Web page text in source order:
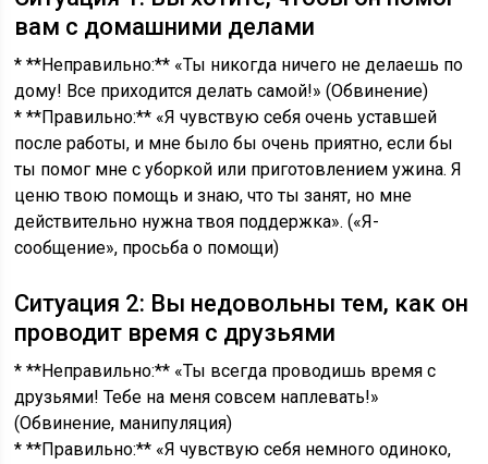
вам с домашними делами
* **Неправильно:** «Ты никогда ничего не делаешь по
дому! Все приходится делать самой!» (Обвинение)
* **Правильно:** «Я чувствую себя очень уставшей
после работы, и мне было бы очень приятно, если бы
ты помог мне с уборкой или приготовлением ужина. Я
ценю твою помощь и знаю, что ты занят, но мне
действительно нужна твоя поддержка». («Я-
сообщение», просьба о помощи)
Ситуация 2: Вы недовольны тем, как он
проводит время с друзьями
* **Неправильно:** «Ты всегда проводишь время с
друзьями! Тебе на меня совсем наплевать!»
(Обвинение, манипуляция)
* **Правильно:** «Я чувствую себя немного одиноко,